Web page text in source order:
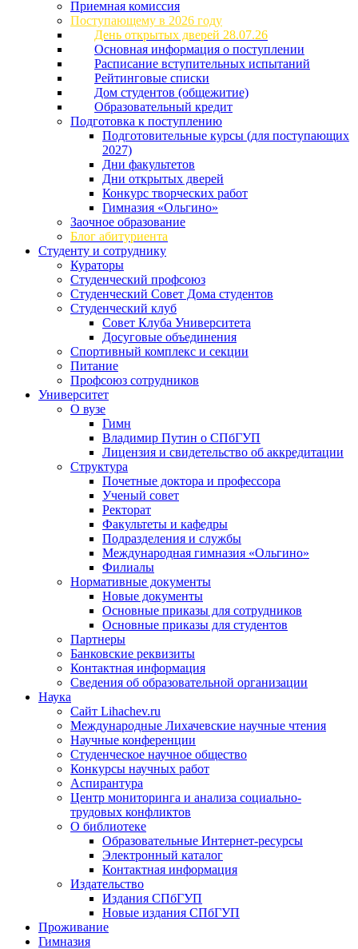
Приемная комиссия
Поступающему в 2026 году
День открытых дверей 28.07.26
Основная информация о поступлении
Расписание вступительных испытаний
Рейтинговые списки
Дом студентов (общежитие)
Образовательный кредит
Подготовка к поступлению
Подготовительные курсы (для поступающих
2027)
Дни факультетов
Дни открытых дверей
Конкурс творческих работ
Гимназия «Ольгино»
Заочное образование
Блог абитуриента
Студенту и сотруднику
Кураторы
Студенческий профсоюз
Студенческий Совет Дома студентов
Студенческий клуб
Совет Клуба Университета
Досуговые объединения
Спортивный комплекс и секции
Питание
Профсоюз сотрудников
Университет
О вузе
Гимн
Владимир Путин о СПбГУП
Лицензия и свидетельство об аккредитации
Структура
Почетные доктора и профессора
Ученый совет
Ректорат
Факультеты и кафедры
Подразделения и службы
Международная гимназия «Ольгино»
Филиалы
Нормативные документы
Новые документы
Основные приказы для сотрудников
Основные приказы для студентов
Партнеры
Банковские реквизиты
Контактная информация
Сведения об образовательной организации
Наука
Сайт Lihachev.ru
Международные Лихачевские научные чтения
Научные конференции
Студенческое научное общество
Конкурсы научных работ
Аспирантура
Центр мониторинга и анализа социально-
трудовых конфликтов
О библиотеке
Образовательные Интернет-ресурсы
Электронный каталог
Контактная информация
Издательство
Издания СПбГУП
Новые издания СПбГУП
Проживание
Гимназия